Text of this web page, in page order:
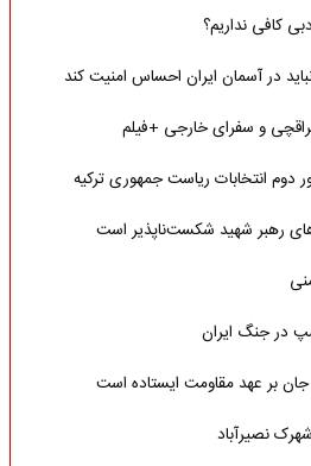
کافی نداریم؟
در آسمان ایران احساس امنیت کند
و سفرای خارجی +فیلم
دوم انتخابات ریاست جمهوری ترکیه
رهبر شهید شکست‌ناپذیر است
در جنگ ایران
جان بر عهد مقاومت ایستاده است
نصیرآباد